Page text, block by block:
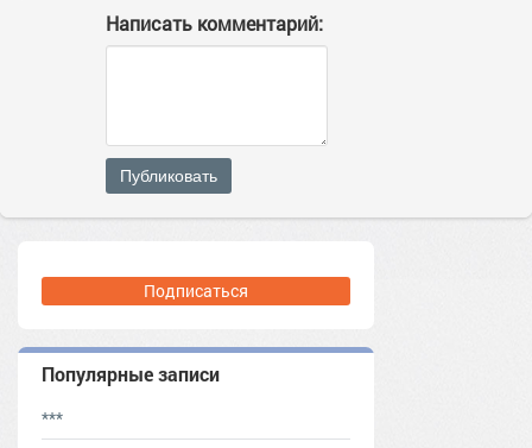
Написать комментарий:
Публиковать
Подписаться
Популярные записи
***